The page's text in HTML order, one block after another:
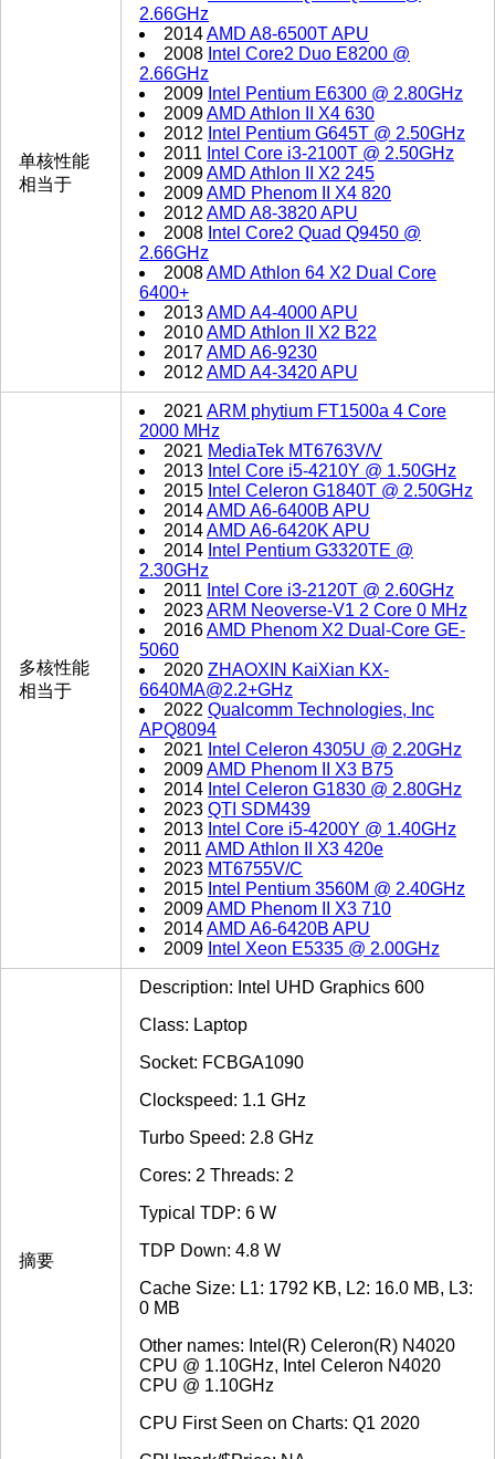
单核性能
相当于
2.66GHz
2014AMD A8-6500T APU
2008 Intel Core2 Duo E8200 @
2.66GHz
2009 Intel Pentium E6300 @ 2.80GHz
2009AMD Athlon II X4 630
2012 Intel Pentium G645T @ 2.50GHz
2011 Intel Core i3-2100T @ 2.50GHz
2009AMD Athlon II X2 245
2009AMD Phenom II X4 820
2012AMD A8-3820 APU
2008 Intel Core2 Quad Q9450 @
2.66GHz
2008AMD Athlon 64 X2 Dual Core
6400+
2013AMD A4-4000 APU
2010AMD Athlon II X2 B22
2017AMD A6-9230
2012AMD A4-3420 APU
多核性能
相当于
2021ARM phytium FT1500a 4 Core
2000 MHz
2021 MediaTek MT6763V/V
2013 Intel Core i5-4210Y @ 1.50GHz
2015 Intel Celeron G1840T @ 2.50GHz
2014AMD A6-6400B APU
2014AMD A6-6420K APU
2014 Intel Pentium G3320TE @
2.30GHz
2011 Intel Core i3-2120T @ 2.60GHz
2023ARM Neoverse-V1 2 Core 0 MHz
2016AMD Phenom X2 Dual-Core GE-
5060
2020 ZHAOXIN KaiXian KX-
6640MA@2.2+GHz
2022 Qualcomm Technologies, Inc
APQ8094
2021 Intel Celeron 4305U @ 2.20GHz
2009AMD Phenom II X3 B75
2014 Intel Celeron G1830 @ 2.80GHz
2023 QTI SDM439
2013 Intel Core i5-4200Y @ 1.40GHz
2011AMD Athlon II X3 420e
2023 MT6755V/C
2015 Intel Pentium 3560M @ 2.40GHz
2009AMD Phenom II X3 710
2014AMD A6-6420B APU
2009 Intel Xeon E5335 @ 2.00GHz
摘要
Description: Intel UHD Graphics 600
Class: Laptop
Socket: FCBGA1090
Clockspeed: 1.1 GHz
Turbo Speed: 2.8 GHz
Cores: 2 Threads: 2
Typical TDP: 6 W
TDP Down: 4.8 W
Cache Size: L1: 1792 KB, L2: 16.0 MB, L3:
0 MB
Other names: Intel(R) Celeron(R) N4020
CPU @ 1.10GHz, Intel Celeron N4020
CPU @ 1.10GHz
CPU First Seen on Charts: Q1 2020